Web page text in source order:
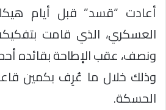
أعادت “قسد” قبل أيام
العسكري، الذي قامت
ونصف، عقب الإطاحة بقائده
وذلك خلال ما عُرِف بكمين
الحسكة.